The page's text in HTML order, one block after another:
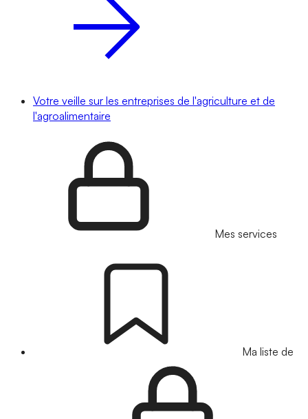
Votre veille sur les entreprises de l'agriculture et de
l'agroalimentaire
Mes services
Ma liste de